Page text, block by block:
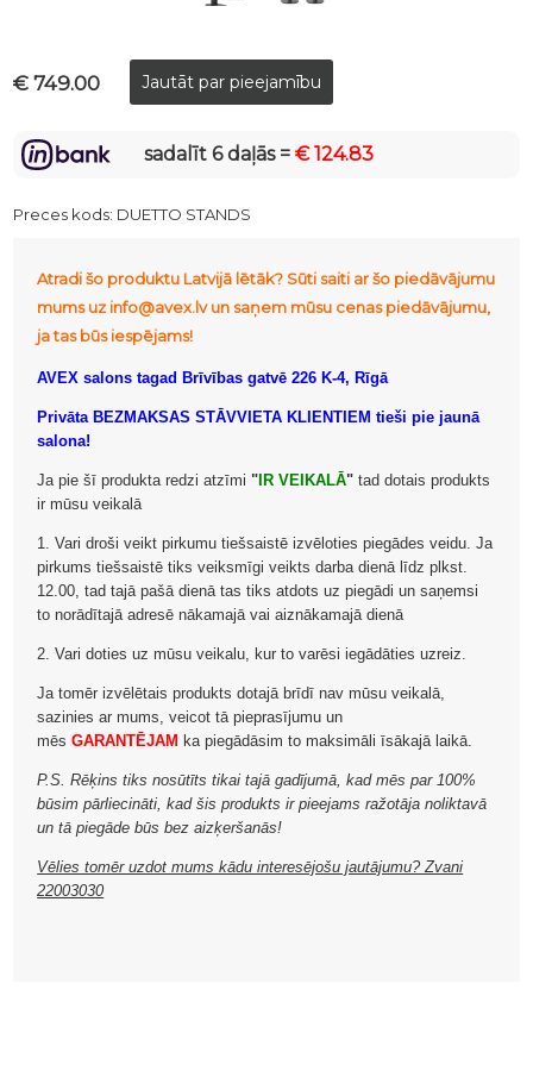
€ 749.00
sadalīt 6 daļās =€ 124.83
Preces kods: DUETTO STANDS
Atradi šo produktu Latvijā lētāk? Sūti saiti ar šo piedāvājumu
mums uz info@avex.lv un saņem mūsu cenas piedāvājumu,
ja tas būs iespējams!
AVEX salons tagad Brīvības gatvē 226 K-4, Rīgā
Privāta BEZMAKSAS STĀVVIETA KLIENTIEM tieši pie jaunā
salona!
Ja pie šī produkta redzi atzīmi " IR VEIKALĀ" tad dotais produkts
ir mūsu veikalā
1. Vari droši veikt pirkumu tiešsaistē izvēloties piegādes veidu. Ja
pirkums tiešsaistē tiks veiksmīgi veikts darba dienā līdz plkst.
12.00, tad tajā pašā dienā tas tiks atdots uz piegādi un saņemsi
to norādītajā adresē nākamajā vai aiznākamajā dienā
2. Vari doties uz mūsu veikalu, kur to varēsi iegādāties uzreiz.
Ja tomēr izvēlētais produkts dotajā brīdī nav mūsu veikalā,
sazinies ar mums, veicot tā pieprasījumu un
mēsGARANTĒJAM ka piegādāsim to maksimāli īsākajā laikā.
P.S. Rēķins tiks nosūtīts tikai tajā gadījumā, kad mēs par 100%
būsim pārliecināti, kad šis produkts ir pieejams ražotāja noliktavā
un tā piegāde būs bez aizķeršanās!
Vēlies tomēr uzdot mums kādu interesējošu jautājumu? Zvani
22003030